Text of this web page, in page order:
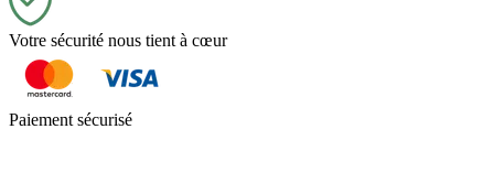
Votre sécurité nous tient à cœur
Paiement sécurisé